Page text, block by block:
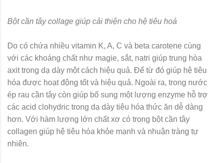
Bột cần tây collage giúp cải thiện cho hệ tiêu hoá
Do có chứa nhiều vitamin K, A, C và beta carotene cùng
với các khoáng chất như magie, sắt, natri giúp trung hòa
axit trong dạ dày một cách hiệu quả. Để từ đó giúp hệ tiêu
hóa được hoạt động tốt và hiệu quả. Ngoài ra, trong nước
ép rau cần tây còn giúp bổ sung một lượng enzyme hỗ trợ
các acid clohydric trong dạ dày tiêu hóa thức ăn dễ dàng
hơn. Với hàm lượng lớn chất xơ có trong bột cần tây
collagen giúp hệ tiêu hóa khỏe mạnh và nhuận tràng tự
nhiên.